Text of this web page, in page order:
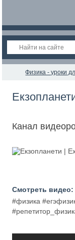
Физика - уроки
Канал
Смотреть видео:
#физика